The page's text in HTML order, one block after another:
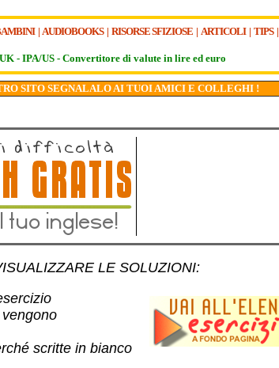
| AUDIOBOOKS| RISORSE SFIZIOSE | ARTICOLI| TIPS|
- IPA/US - Convertitore di valute in lire ed euro
SITO SEGNALALO AI TUOI AMICI E COLLEGHI !
LE SOLUZIONI:
scritte in bianco